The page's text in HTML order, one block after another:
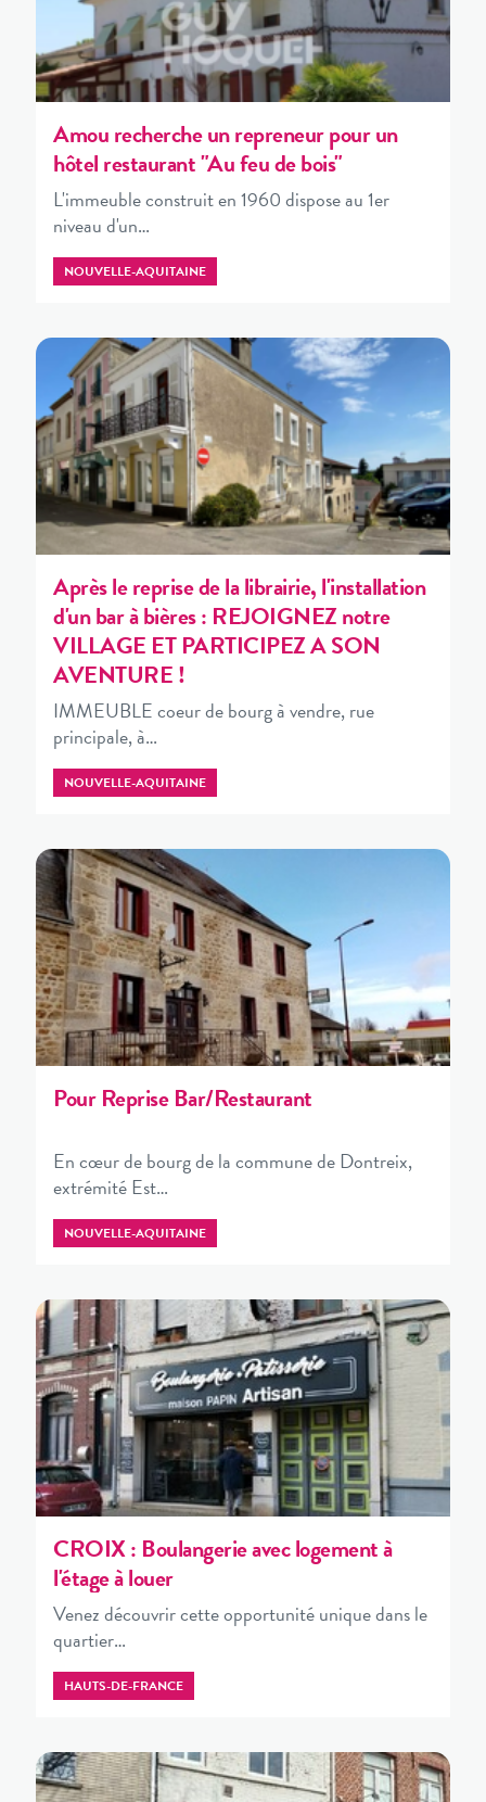
Amou recherche un repreneur pour un
hôtel restaurant "Au feu de bois"
L'immeuble construit en 1960 dispose au 1er
niveau d'un…
NOUVELLE-AQUITAINE
Après le reprise de la librairie, l'installation
d'un bar à bières : REJOIGNEZ notre
VILLAGE ET PARTICIPEZ A SON
AVENTURE !
IMMEUBLE coeur de bourg à vendre, rue
principale, à…
NOUVELLE-AQUITAINE
Pour Reprise Bar/Restaurant
En cœur de bourg de la commune de Dontreix,
extrémité Est…
NOUVELLE-AQUITAINE
CROIX : Boulangerie avec logement à
l'étage à louer
Venez découvrir cette opportunité unique dans le
quartier…
HAUTS-DE-FRANCE